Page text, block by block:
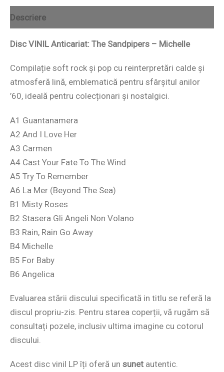
Descriere
Disc VINIL Anticariat: The Sandpipers – Michelle
Compilație soft rock și pop cu reinterpretări calde și
atmosferă lină, emblematică pentru sfârșitul anilor
’60, ideală pentru colecționari și nostalgici.
A1 Guantanamera
A2 And I Love Her
A3 Carmen
A4 Cast Your Fate To The Wind
A5 Try To Remember
A6 La Mer (Beyond The Sea)
B1 Misty Roses
B2 Stasera Gli Angeli Non Volano
B3 Rain, Rain Go Away
B4 Michelle
B5 For Baby
B6 Angelica
Evaluarea stării discului specificată in titlu se referă la
discul propriu-zis. Pentru starea coperții, vă rugăm să
consultați pozele, inclusiv ultima imagine cu cotorul
discului.
Acest disc vinil LP îți oferă un sunet autentic.